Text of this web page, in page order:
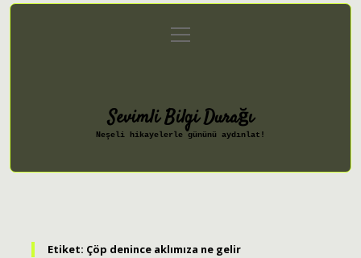
Gizlilik Politikası
menüyü
aç
Sevimli Bilgi Durağı
Neşeli hikayelerle gününü aydınlat!
Etiket: Çöp denince aklımıza ne gelir